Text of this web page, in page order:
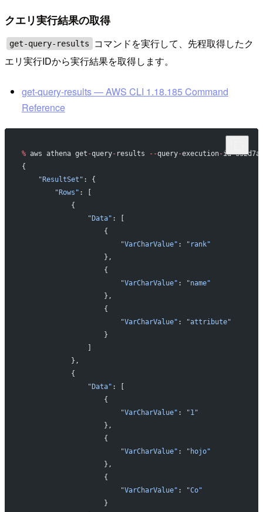
クエリ実行結果の取得
get-query-results
コマンドを実行して、先程取得したク
エリ実行IDから実行結果を取得します。
get-query-results — AWS CLI 1.18.185 Command
Reference
% aws athena get -query- results --query-execution-id
{
    "ResultSet"
: {
        "Rows"
: [
            {
                "Data"
: [
                    {
                        "VarCharValue"
:
"rank"
                    },
                    {
                        "VarCharValue"
:
"name"
                    },
                    {
                        "VarCharValue"
:
"attribute"
                    }
            },
            {
                "Data"
: [
                    {
                        "VarCharValue"
:
"1"
                    },
                    {
                        "VarCharValue"
:
"hojo"
                    },
                    {
                        "VarCharValue"
:
"Co"
                    }